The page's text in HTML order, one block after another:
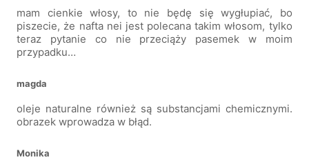
mam cienkie włosy, to nie będę się wygłupiać, bo
piszecie, że nafta nei jest polecana takim włosom, tylko
teraz pytanie co nie przeciąży pasemek w moim
przypadku…
magda
oleje naturalne również są substancjami chemicznymi.
obrazek wprowadza w błąd.
Monika